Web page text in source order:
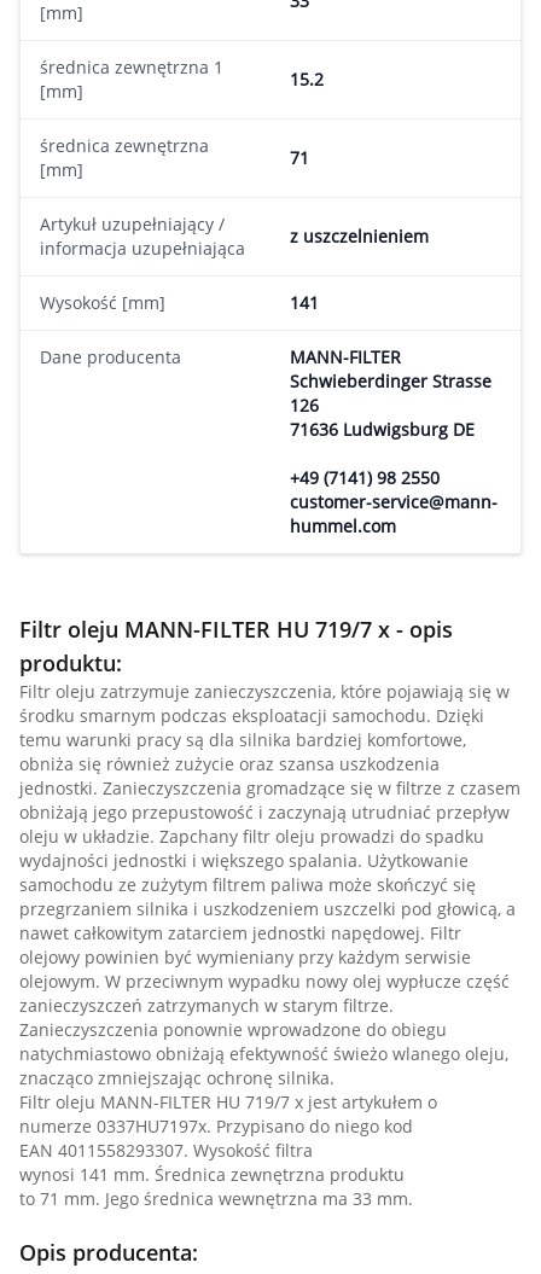
[mm]
średnica zewnętrzna 1
[mm]
15.2
średnica zewnętrzna
[mm]
71
Artykuł uzupełniający /
informacja uzupełniająca
z uszczelnieniem
Wysokość [mm] 141
Dane producenta
MANN-FILTER
Schwieberdinger Strasse
126
71636 Ludwigsburg DE
+49 (7141) 98 2550
customer-service@mann-
hummel.com
Filtr oleju MANN-FILTER HU 719/7 x - opis
produktu:
Filtr oleju zatrzymuje zanieczyszczenia, które pojawiają się w
środku smarnym podczas eksploatacji samochodu. Dzięki
temu warunki pracy są dla silnika bardziej komfortowe,
obniża się również zużycie oraz szansa uszkodzenia
jednostki. Zanieczyszczenia gromadzące się w filtrze z czasem
obniżają jego przepustowość i zaczynają utrudniać przepływ
oleju w układzie. Zapchany filtr oleju prowadzi do spadku
wydajności jednostki i większego spalania. Użytkowanie
samochodu ze zużytym filtrem paliwa może skończyć się
przegrzaniem silnika i uszkodzeniem uszczelki pod głowicą, a
nawet całkowitym zatarciem jednostki napędowej. Filtr
olejowy powinien być wymieniany przy każdym serwisie
olejowym. W przeciwnym wypadku nowy olej wypłucze część
zanieczyszczeń zatrzymanych w starym filtrze.
Zanieczyszczenia ponownie wprowadzone do obiegu
natychmiastowo obniżają efektywność świeżo wlanego oleju,
znacząco zmniejszając ochronę silnika.
Filtr oleju MANN-FILTER HU 719/7 x jest artykułem o
numerze 0337HU7197x. Przypisano do niego kod
EAN 4011558293307. Wysokość filtra
wynosi 141 mm. Średnica zewnętrzna produktu
to 71 mm. Jego średnica wewnętrzna ma 33 mm.
Opis producenta: